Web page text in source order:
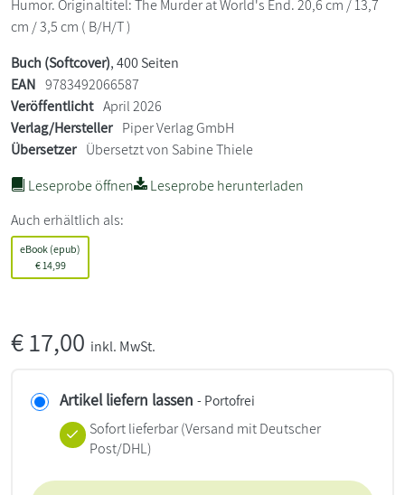
Humor. Originaltitel: The Murder at World's End. 20,6 cm / 13,7
cm / 3,5 cm ( B/H/T )
Buch (Softcover), 400 Seiten
EAN 9783492066587
Veröffentlicht April 2026
Verlag/Hersteller Piper Verlag GmbH
Übersetzer Übersetzt von Sabine Thiele
Leseprobe öffnen
Leseprobe herunterladen
Auch erhältlich als:
eBook (epub)
€14,99
€17,00 inkl. MwSt.
Artikel liefern lassen - Portofrei
Sofort lieferbar(Versand mit Deutscher
Post/DHL)